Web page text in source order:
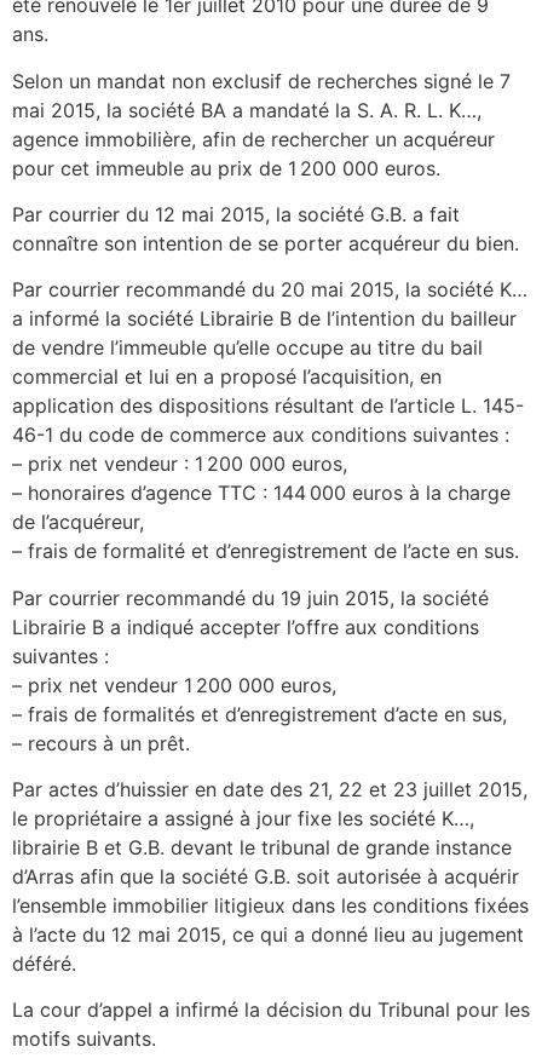
été renouvelé le 1er juillet 2010 pour une durée de 9
ans.
Selon un mandat non exclusif de recherches signé le 7
mai 2015, la société BA a mandaté la S. A. R. L. K…,
agence immobilière, afin de rechercher un acquéreur
pour cet immeuble au prix de 1 200 000 euros.
Par courrier du 12 mai 2015, la société G.B. a fait
connaître son intention de se porter acquéreur du bien.
Par courrier recommandé du 20 mai 2015, la société K…
a informé la société Librairie B de l’intention du bailleur
de vendre l’immeuble qu’elle occupe au titre du bail
commercial et lui en a proposé l’acquisition, en
application des dispositions résultant de l’article L. 145-
46-1 du code de commerce aux conditions suivantes :
– prix net vendeur : 1 200 000 euros,
– honoraires d’agence TTC : 144 000 euros à la charge
de l’acquéreur,
– frais de formalité et d’enregistrement de l’acte en sus.
Par courrier recommandé du 19 juin 2015, la société
Librairie B a indiqué accepter l’offre aux conditions
suivantes :
– prix net vendeur 1 200 000 euros,
– frais de formalités et d’enregistrement d’acte en sus,
– recours à un prêt.
Par actes d’huissier en date des 21, 22 et 23 juillet 2015,
le propriétaire a assigné à jour fixe les société K…,
librairie B et G.B. devant le tribunal de grande instance
d’Arras afin que la société G.B. soit autorisée à acquérir
l’ensemble immobilier litigieux dans les conditions fixées
à l’acte du 12 mai 2015, ce qui a donné lieu au jugement
déféré.
La cour d’appel a infirmé la décision du Tribunal pour les
motifs suivants.